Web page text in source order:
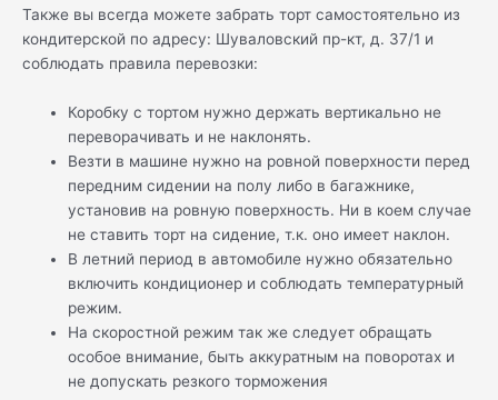
Также вы всегда можете забрать торт самостоятельно из
кондитерской по адресу: Шуваловский пр-кт, д. 37/1 и
соблюдать правила перевозки:
Коробку с тортом нужно держать вертикально не
переворачивать и не наклонять.
Везти в машине нужно на ровной поверхности перед
передним сидении на полу либо в багажнике,
установив на ровную поверхность. Ни в коем случае
не ставить торт на сидение, т.к. оно имеет наклон.
В летний период в автомобиле нужно обязательно
включить кондиционер и соблюдать температурный
режим.
На скоростной режим так же следует обращать
особое внимание, быть аккуратным на поворотах и
не допускать резкого торможения